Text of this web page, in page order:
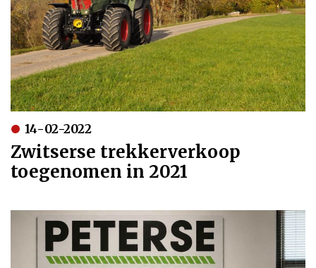
14-02-2022
Zwitserse trekkerverkoop
toegenomen in 2021